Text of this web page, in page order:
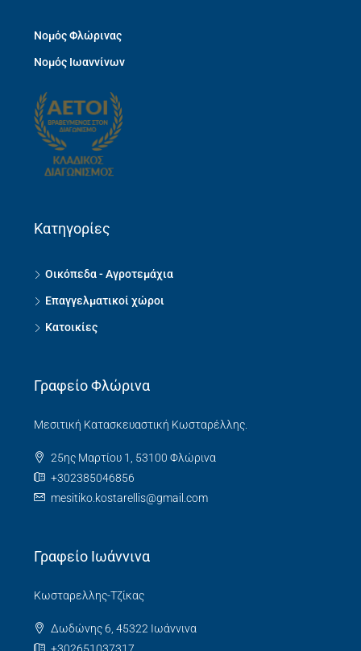
Νομός Φλώρινας
Νομός Ιωαννίνων
Κατηγορίες
Οικόπεδα - Αγροτεμάχια
Επαγγελματικοί χώροι
Κατοικίες
Γραφείο Φλώρινα
Μεσιτική Κατασκευαστική Κωσταρέλλης.
25ης Μαρτίου 1, 53100 Φλώρινα
+302385046856
mesitiko.kostarellis@gmail.com
Γραφείο Ιωάννινα
Κωσταρελλης-Τζίκας
Δωδώνης 6, 45322 Ιωάννινα